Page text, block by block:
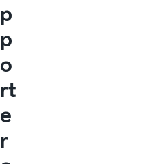
p
p
o
rt
e
r